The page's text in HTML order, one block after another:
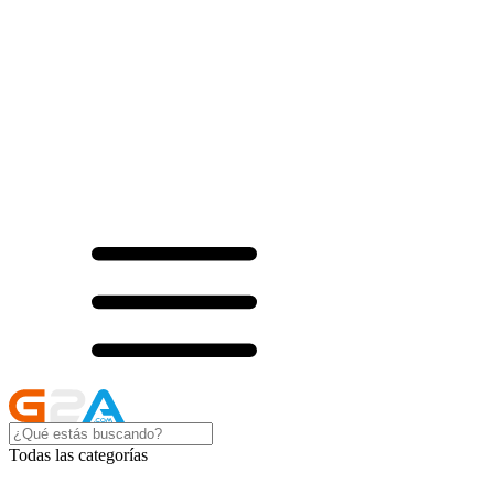
Todas las categorías